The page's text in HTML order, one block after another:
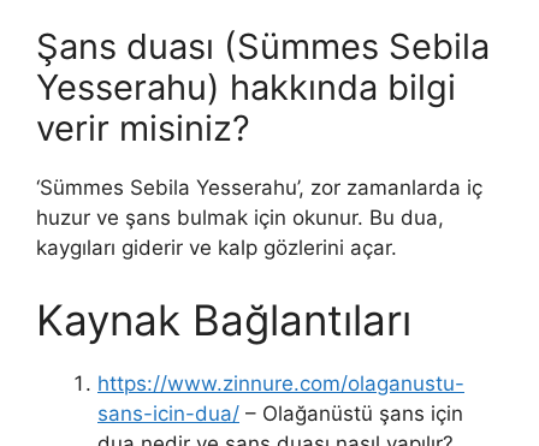
Şans duası (Sümmes Sebila
Yesserahu) hakkında bilgi
verir misiniz?
‘Sümmes Sebila Yesserahu’, zor zamanlarda iç
huzur ve şans bulmak için okunur. Bu dua,
kaygıları giderir ve kalp gözlerini açar.
Kaynak Bağlantıları
https://www.zinnure.com/olaganustu-
sans-icin-dua/ – Olağanüstü şans için